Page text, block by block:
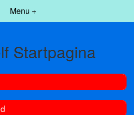
Menu +
Startpagina